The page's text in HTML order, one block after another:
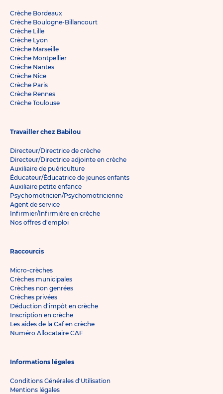
Crèche Bordeaux
Crèche Boulogne-Billancourt
Crèche Lille
Crèche Lyon
Crèche Marseille
Crèche Montpellier
Crèche Nantes
Crèche Nice
Crèche Paris
Crèche Rennes
Crèche Toulouse
Travailler chez Babilou
Directeur/Directrice de crèche
Directeur/Directrice adjointe en crèche
Auxiliaire de puériculture
Éducateur/Éducatrice de jeunes enfants
Auxiliaire petite enfance
Psychomotricien/Psychomotricienne
Agent de service
Infirmier/Infirmière en crèche
Nos offres d'emploi
Raccourcis
Micro-crèches
Crèches municipales
Crèches non genrées
Crèches privées
Déduction d'impôt en crèche
Inscription en crèche
Les aides de la Caf en crèche
Numéro Allocataire CAF
Informations légales
Conditions Générales d'Utilisation
Mentions légales